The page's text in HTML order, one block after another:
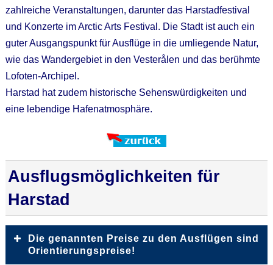
zahlreiche Veranstaltungen, darunter das Harstadfestival
und Konzerte im Arctic Arts Festival. Die Stadt ist auch ein
guter Ausgangspunkt für Ausflüge in die umliegende Natur,
wie das Wandergebiet in den Vesterålen und das berühmte
Lofoten-Archipel.
Harstad hat zudem historische Sehenswürdigkeiten und
eine lebendige Hafenatmosphäre.
Ausflugsmöglichkeiten für
Harstad
Die genannten Preise zu den Ausflügen sind
Orientierungspreise!